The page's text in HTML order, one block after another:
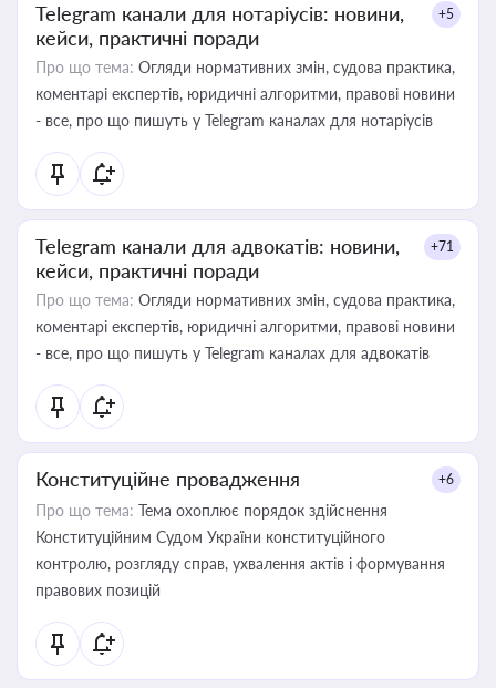
Telegram канали для нотаріусів: новини,
кейси, практичні поради
+5
Про що тема: Огляди нормативних змін, судова практика,
коментарі експертів, юридичні алгоритми, правові новини
- все, про що пишуть у Telegram каналах для нотаріусів
Telegram канали для адвокатів: новини,
кейси, практичні поради
+71
Про що тема: Огляди нормативних змін, судова практика,
коментарі експертів, юридичні алгоритми, правові новини
- все, про що пишуть у Telegram каналах для адвокатів
Конституційне провадження +6
Про що тема: Тема охоплює порядок здійснення
Конституційним Судом України конституційного
контролю, розгляду справ, ухвалення актів і формування
правових позицій